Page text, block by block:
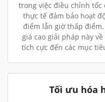
trong việc điều chỉnh
thực tế đảm bảo hoạt
điểm lẫn giờ thấp
giá cao giải pháp này
tích cực đến các mục
Tối ưu hóa